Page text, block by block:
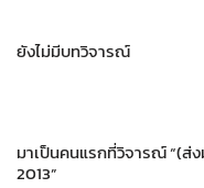
ยังไม่มีบทวิจารณ์
มาเป็นคนแรกที่วิจารณ์ “(ส่
2013”